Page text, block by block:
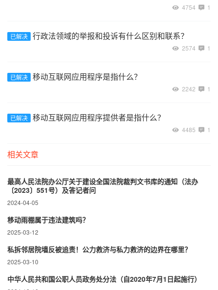
4754 1
已解决 行政法领域的举报和投诉有什么区别和联系？
2574 1
已解决 移动互联网应用程序是指什么？
2242 1
已解决 移动互联网应用程序提供者是指什么？
4485 1
相关文章
最高人民法院办公厅关于建设全国法院裁判文书库的通知（法办
〔2023〕551号）及答记者问
2024-04-05
移动雨棚属于违法建筑吗？
2025-03-12
私拆邻居院墙反被追责！公力救济与私力救济的边界在哪里？‌
2025-03-10
中华人民共和国公职人员政务处分法（自2020年7月1日起施行）